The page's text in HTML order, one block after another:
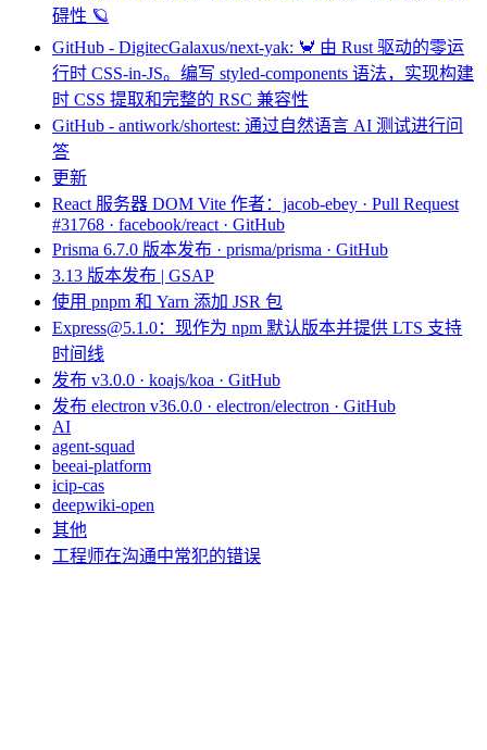
碍性 🪐
GitHub - DigitecGalaxus/next-yak: 🦀 由 Rust 驱动的零运
行时 CSS-in-JS。编写 styled-components 语法，实现构建
时 CSS 提取和完整的 RSC 兼容性
GitHub - antiwork/shortest: 通过自然语言 AI 测试进行问
答
更新
React 服务器 DOM Vite 作者：jacob-ebey · Pull Request
#31768 · facebook/react · GitHub
Prisma 6.7.0 版本发布 · prisma/prisma · GitHub
3.13 版本发布 | GSAP
使用 pnpm 和 Yarn 添加 JSR 包
Express@5.1.0：现作为 npm 默认版本并提供 LTS 支持
时间线
发布 v3.0.0 · koajs/koa · GitHub
发布 electron v36.0.0 · electron/electron · GitHub
AI
agent-squad
beeai-platform
icip-cas
deepwiki-open
其他
工程师在沟通中常犯的错误